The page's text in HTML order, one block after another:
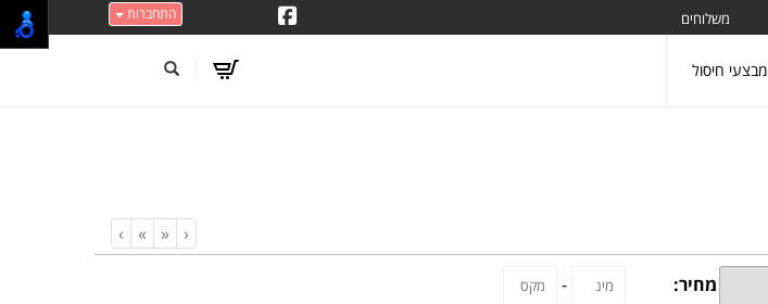
התחברות משלוחים
מבצעי חיסול
‹
«
»
›
מחיר:
-